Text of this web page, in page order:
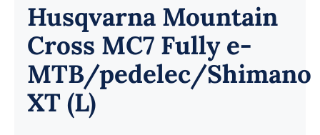
Husqvarna Mountain
Cross MC7 Fully e-
MTB/pedelec/Shimano
XT (L)